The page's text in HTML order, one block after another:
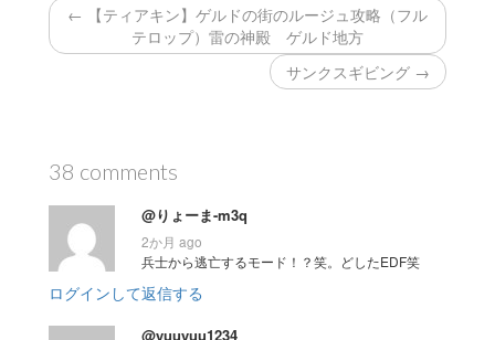
← 【ティアキン】ゲルドの街のルージュ攻略（フル
テロップ）雷の神殿 ゲルド地方
サンクスギビング →
38 comments
@りょーま-m3q
2か月 ago
兵士から逃亡するモード！？笑。どしたEDF笑
ログインして返信する
@yuuyuu1234